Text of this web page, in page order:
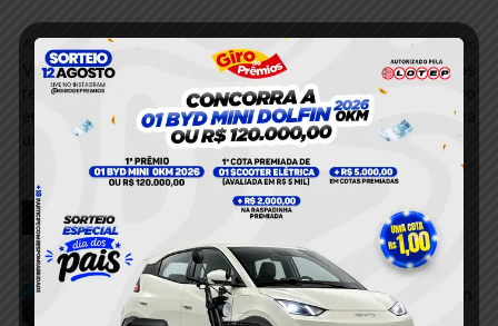
Anterior
VÍDEO; Acidentes de trânsito
registram aumento de 48%
em Itaituba, apontam órgãos
de fiscalização
Próximo
Mulher fica ferida após
colisão entre moto e carro
na Transamazônica
RELACIONADOS
Dupla é presa após tentar descartar
porções de cocaína durante abordagem
da PM em Itaituba